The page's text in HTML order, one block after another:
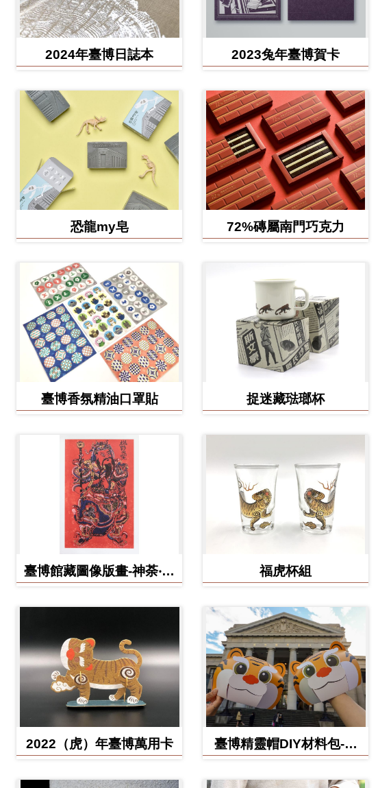
2024年臺博日誌本 2023兔年臺博賀卡
恐龍my皂 72%磚屬南門巧克力
臺博香氛精油口罩貼 捉迷藏琺瑯杯
臺博館藏圖像版畫-神荼‧鬱
福虎杯組
2022（虎）年臺博萬用卡
臺博精靈帽DIY材料包-虎